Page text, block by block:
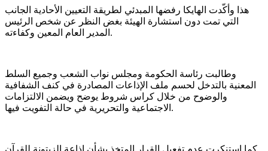
هذا وأكّدت الهايكا رفضها المبدئي لطريقة التعيين الأحادية الجانب
التي تمت دون استشارة الهيئة بغض النظر عن شخص الرئيس
المدير العام المعين وكفاءته.
وطالبت رئاسة الحكومة ومجلس نواب الشعب وجميع السلط
المعنية بالتدخل لحسم ملف الإذاعات المصادرة في كنف الشفافية
والوضوح من خلال كراس شروط يوضح ويضمن الالتزامات
الاجتماعية والتحريرية في حالة التفويت فيها.